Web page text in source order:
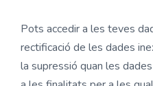
Pots accedir a les teves
rectificació de les dades
la supressió quan les